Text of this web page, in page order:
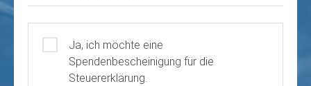
Ja, ich möchte eine
Spendenbescheinigung für die
Steuererklärung.